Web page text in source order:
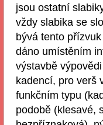
jsou ostatní
vždy slabika se
bývá tento
dáno umístěním
výstavbě
kadencí, pro verš
funkčním typu
podobě (klesavé,